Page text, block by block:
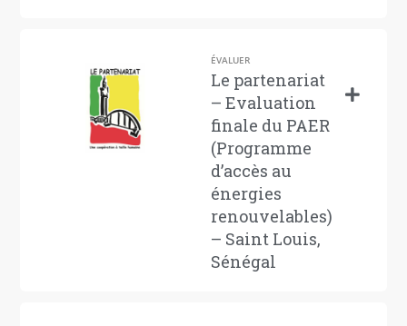
ÉVALUER
Le partenariat
– Evaluation
finale du PAER
(Programme
d’accès au
énergies
renouvelables)
– Saint Louis,
Sénégal